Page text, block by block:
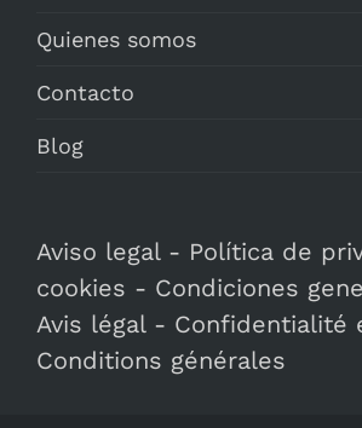
Quienes somos
Contacto
Blog
Aviso legal- Política de
cookies - Condiciones
Avis légal- Confidentialité
Conditions générales